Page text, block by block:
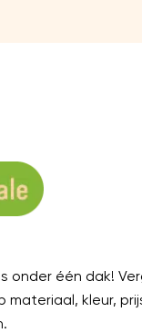
onder één dak!
kleur,